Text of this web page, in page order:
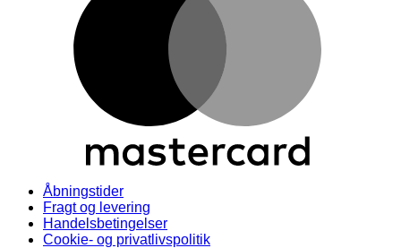
Åbningstider
Fragt og levering
Handelsbetingelser
Cookie- og privatlivspolitik